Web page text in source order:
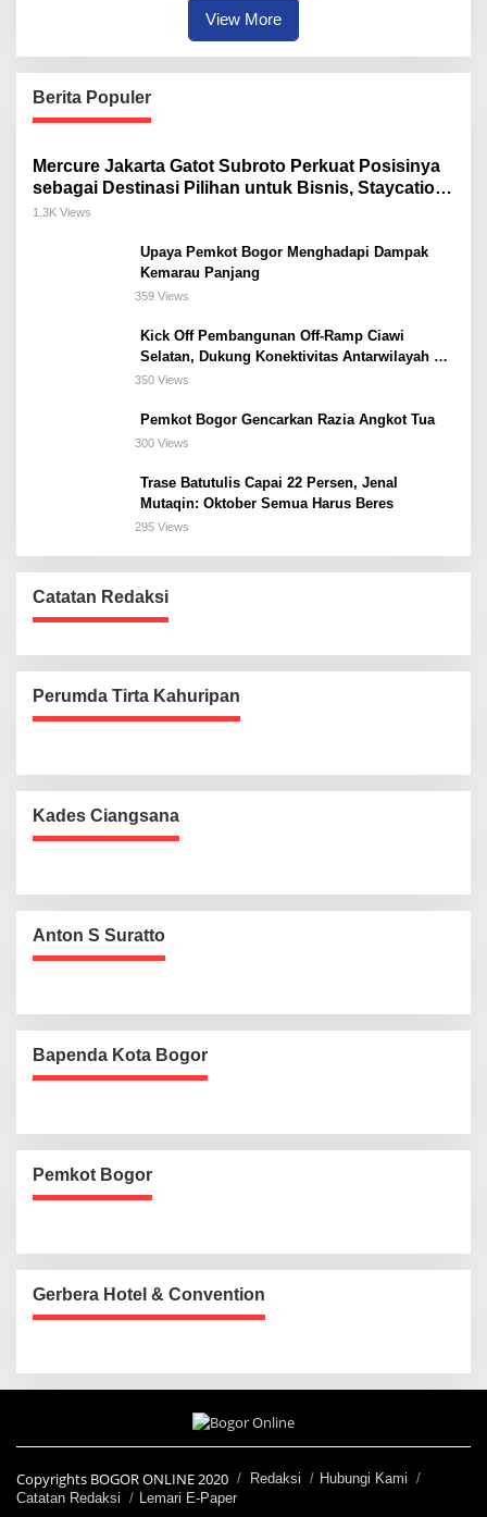
View More
Berita Populer
Mercure Jakarta Gatot Subroto Perkuat Posisinya
sebagai Destinasi Pilihan untuk Bisnis, Staycation,
Meeting, dan Kuliner di Jakarta Selatan
1.3K Views
Upaya Pemkot Bogor Menghadapi Dampak
Kemarau Panjang
359 Views
Kick Off Pembangunan Off-Ramp Ciawi
Selatan, Dukung Konektivitas Antarwilayah di
Bogor Selatan
350 Views
Pemkot Bogor Gencarkan Razia Angkot Tua
300 Views
Trase Batutulis Capai 22 Persen, Jenal
Mutaqin: Oktober Semua Harus Beres
295 Views
Catatan Redaksi
Perumda Tirta Kahuripan
Kades Ciangsana
Anton S Suratto
Bapenda Kota Bogor
Pemkot Bogor
Gerbera Hotel & Convention
Copyrights BOGOR ONLINE 2020 Redaksi
Hubungi Kami
Catatan Redaksi
Lemari E-Paper